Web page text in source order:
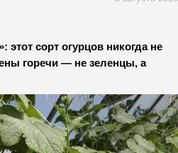
сорт огурцов никогда не
горечи — не зеленцы, а